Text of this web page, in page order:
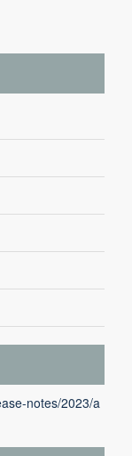
notes/2023/a